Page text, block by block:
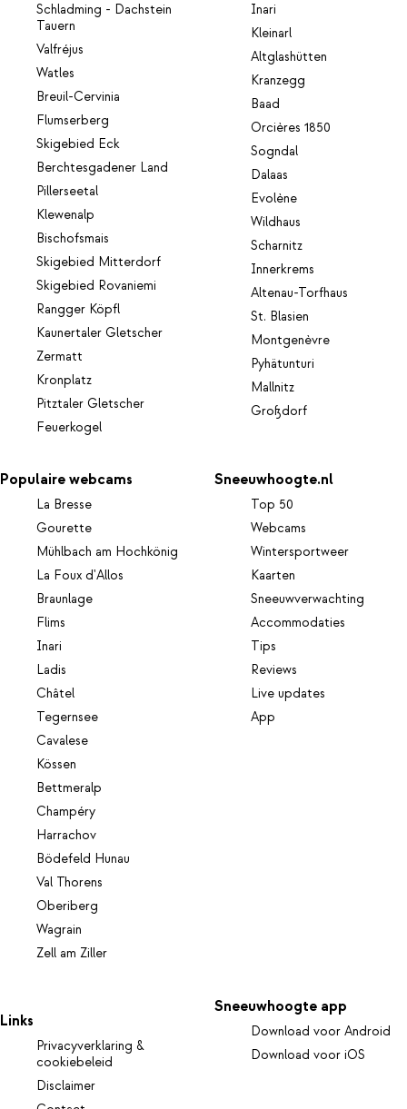
Schladming - Dachstein
Tauern
Valfréjus
Watles
Breuil-Cervinia
Flumserberg
Skigebied Eck
Berchtesgadener Land
Pillerseetal
Klewenalp
Bischofsmais
Skigebied Mitterdorf
Skigebied Rovaniemi
Rangger Köpfl
Kaunertaler Gletscher
Zermatt
Kronplatz
Pitztaler Gletscher
Feuerkogel
Inari
Kleinarl
Altglashütten
Kranzegg
Baad
Orcières 1850
Sogndal
Dalaas
Evolène
Wildhaus
Scharnitz
Innerkrems
Altenau-Torfhaus
St. Blasien
Montgenèvre
Pyhätunturi
Mallnitz
Großdorf
Populaire webcams
La Bresse
Gourette
Mühlbach am Hochkönig
La Foux d'Allos
Braunlage
Flims
Inari
Ladis
Châtel
Tegernsee
Cavalese
Kössen
Bettmeralp
Champéry
Harrachov
Bödefeld Hunau
Val Thorens
Oberiberg
Wagrain
Zell am Ziller
Sneeuwhoogte.nl
Top 50
Webcams
Wintersportweer
Kaarten
Sneeuwverwachting
Accommodaties
Tips
Reviews
Live updates
App
Links
Privacyverklaring &
cookiebeleid
Disclaimer
Sneeuwhoogte app
Download voor Android
Download voor iOS